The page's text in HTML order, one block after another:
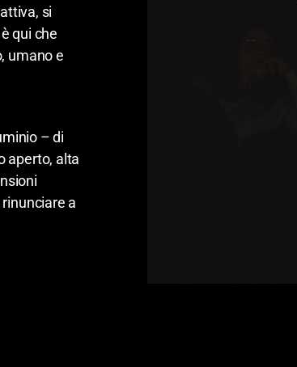
si
qui che
umano e
– di
aperto, alta
a